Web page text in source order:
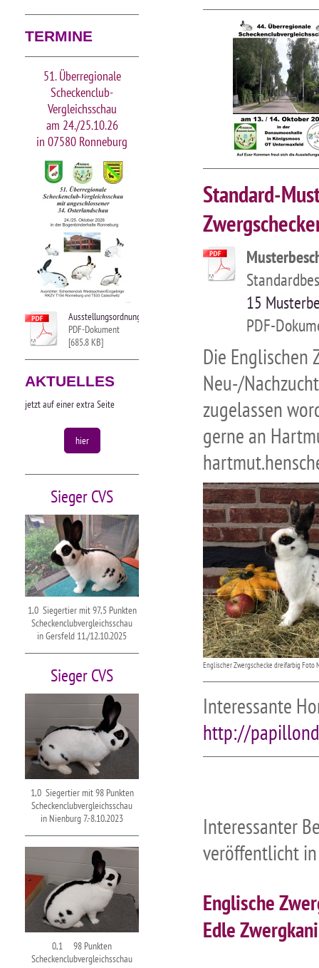
TERMINE
51. Überregionale
Scheckenclub-
Vergleichsschau
am 24./25.10.26
in 07580 Ronneburg
Ausstellungsordnung.pdf
PDF-Dokument
[685.8 KB]
AKTUELLES
jetzt auf einer extra Seite
hier
Sieger CVS
1,0 Siegertier mit 97,5 Punkten
Scheckenclubvergleichsschau
in Gersfeld 11./12.10.2025
Sieger CVS
1,0 Siegertier mit 98 Punkten
Scheckenclubvergleichsschau
in Nienburg 7.-8.10.2023
0,1 98 Punkten
Scheckenclubvergleichsschau
Standard-
15
PDF-
Die Englischen
Neu-/
zugelassen
gerne an
Englischer Zwergschecke dreifarbig Foto
Interessante
http://
Interessanter
veröffentlicht
Englische
Edle